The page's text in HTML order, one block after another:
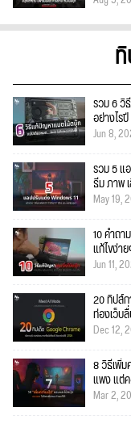
รวม 6 วิ
อย่างไร
Jun 8,
รวม 5 แ
ธีม ภาพ
May 19,
10 คำถ
แก้ไขง่า
Jun 11,
20 ทิปส์ก
ท่องเว็บ
Dec 12,
8 วิธีเพิ่
แพง แต่
Mar 2,